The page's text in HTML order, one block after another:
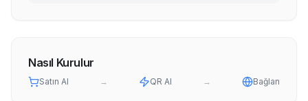
Nasıl Kurulur
Satın Al → QR Al → Bağlan